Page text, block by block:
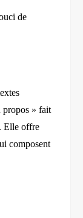
de
propos » fait
Elle offre
composent